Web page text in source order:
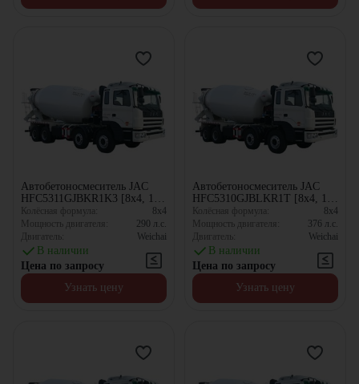
Автобетоносмеситель JAC
HFC5311GJBKR1K3 [8x4, 10
м³]
Колёсная формула:
8x4
Мощность двигателя:
290 л.с.
Двигатель:
Weichai
В наличии
Цена по запросу
Узнать цену
Автобетоносмеситель JAC
HFC5310GJBLKR1T [8x4, 10
м³]
Колёсная формула:
8x4
Мощность двигателя:
376 л.с.
Двигатель:
Weichai
В наличии
Цена по запросу
Узнать цену